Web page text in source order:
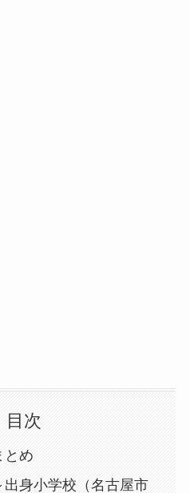
目次
とめ
身小学校（名古屋市